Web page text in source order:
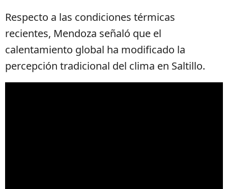
Respecto a las condiciones térmicas
recientes, Mendoza señaló que el
calentamiento global ha modificado la
percepción tradicional del clima en Saltillo.